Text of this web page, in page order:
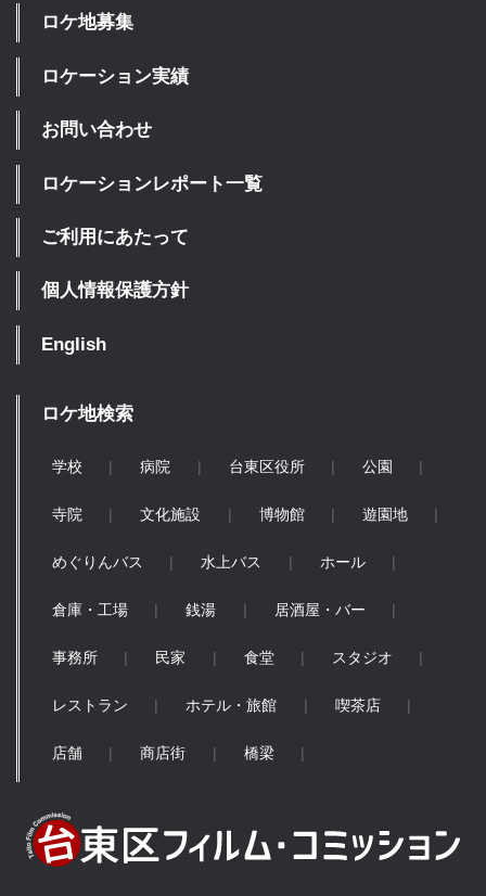
ロケ地募集
ロケーション実績
お問い合わせ
ロケーションレポート一覧
ご利用にあたって
個人情報保護方針
English
ロケ地検索
学校 病院 台東区役所 公園
寺院 文化施設 博物館 遊園地
めぐりんバス 水上バス ホール
倉庫・工場 銭湯 居酒屋・バー
事務所 民家 食堂 スタジオ
レストラン ホテル・旅館 喫茶店
店舗 商店街 橋梁